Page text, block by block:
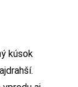
kúsok